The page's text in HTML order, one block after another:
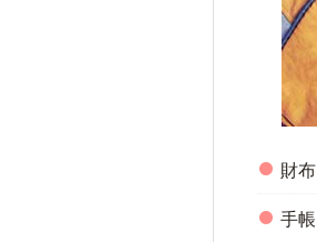
財布
手帳